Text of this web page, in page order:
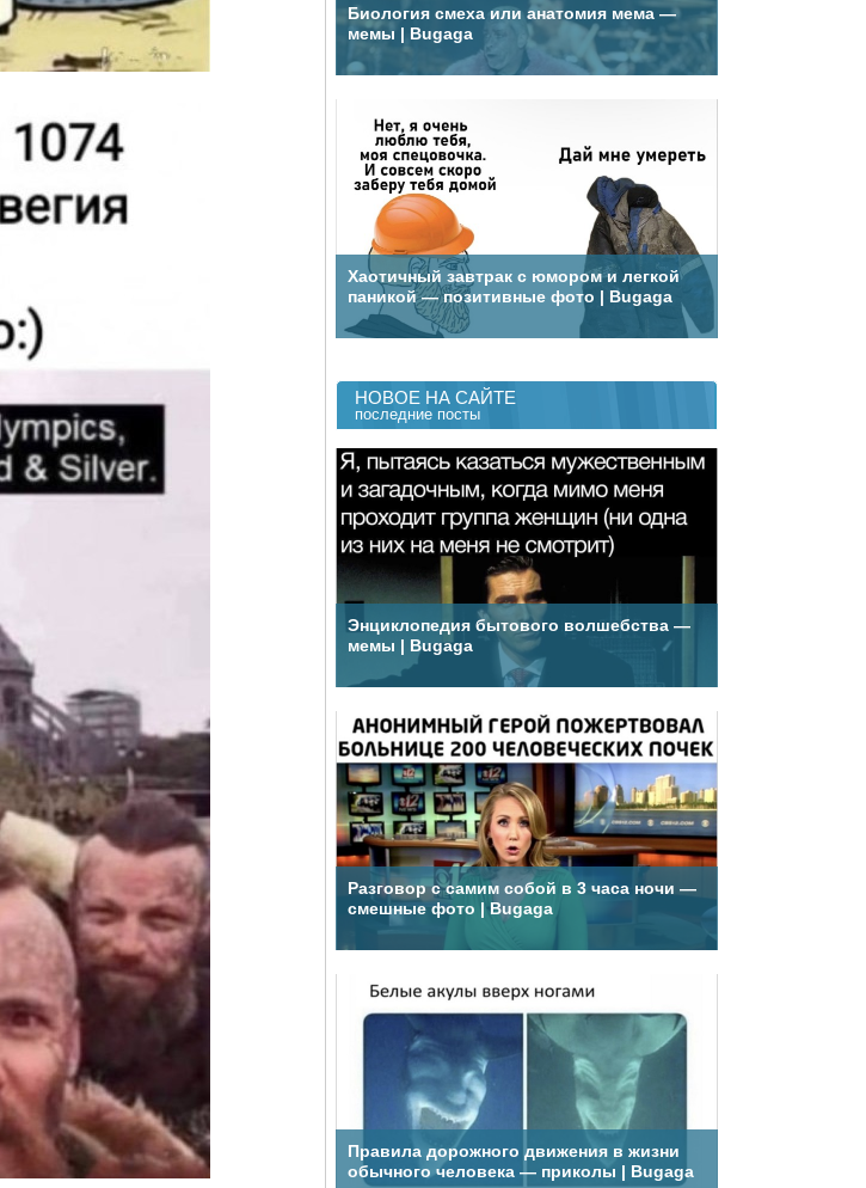
Биология смеха или анатомия мема —
мемы | Bugaga
Хаотичный завтрак с юмором и легкой
паникой — позитивные фото | Bugaga
НОВОЕ НА САЙТЕ
последние посты
Энциклопедия бытового волшебства —
мемы | Bugaga
Разговор с самим собой в 3 часа ночи —
смешные фото | Bugaga
Правила дорожного движения в жизни
обычного человека — приколы | Bugaga